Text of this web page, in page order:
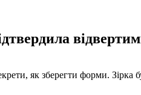
як зберегти форми. Зірка